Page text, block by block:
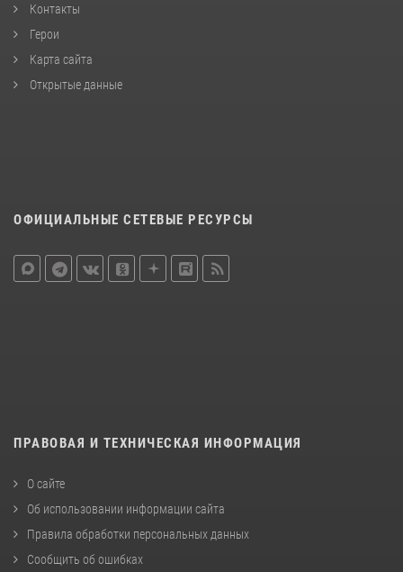
Контакты
Герои
Карта сайта
Открытые данные
ОФИЦИАЛЬНЫЕ СЕТЕВЫЕ РЕСУРСЫ
ПРАВОВАЯ И ТЕХНИЧЕСКАЯ ИНФОРМАЦИЯ
О сайте
Об использовании информации сайта
Правила обработки персональных данных
Сообщить об ошибках